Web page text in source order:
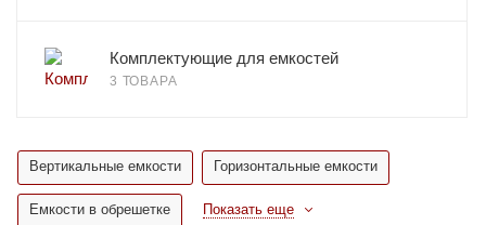
Комплектующие для емкостей
3 ТОВАРА
Вертикальные емкости Горизонтальные емкости
Емкости в обрешетке Показать еще